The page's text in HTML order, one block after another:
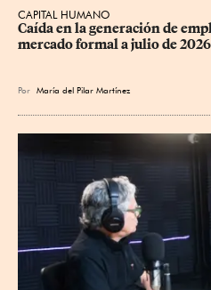
CAPITAL HUMANO
Caída en la generación de
mercado formal a julio de 2026
Por María del Pilar Martínez